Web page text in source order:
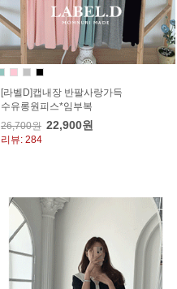
[라벨D]캡내장 반팔사랑가득
수유롱원피스*임부복
26,700원 22,900원
리뷰: 284